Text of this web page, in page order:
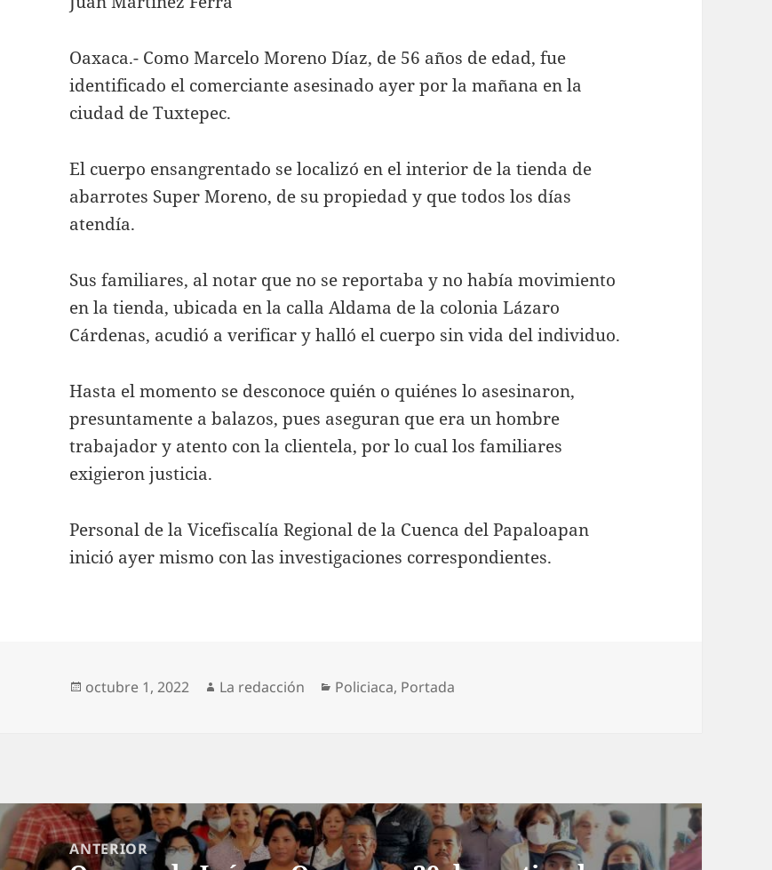
Oaxaca.- Como Marcelo Moreno Díaz, de 56 años de edad, fue
identificado el comerciante asesinado ayer por la mañana en la
ciudad de Tuxtepec.
El cuerpo ensangrentado se localizó en el interior de la tienda de
abarrotes Super Moreno, de su propiedad y que todos los días
atendía.
Sus familiares, al notar que no se reportaba y no había movimiento
en la tienda, ubicada en la calla Aldama de la colonia Lázaro
Cárdenas, acudió a verificar y halló el cuerpo sin vida del individuo.
Hasta el momento se desconoce quién o quiénes lo asesinaron,
presuntamente a balazos, pues aseguran que era un hombre
trabajador y atento con la clientela, por lo cual los familiares
exigieron justicia.
Personal de la Vicefiscalía Regional de la Cuenca del Papaloapan
inició ayer mismo con las investigaciones correspondientes.
Publicado
octubre 1, 2022 Autor
La redacción Categorías
Policiaca, Portada
Navegación
de
ANTERIOR